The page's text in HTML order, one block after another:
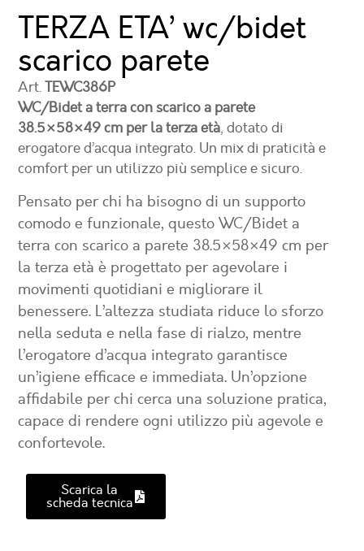
TERZA ETA’ wc/bidet
scarico parete
Art.TEWC386P
WC/Bidet a terra con scarico a parete
38.5×58×49 cm per la terza età, dotato di
erogatore d’acqua integrato. Un mix di praticità e
comfort per un utilizzo più semplice e sicuro.
Pensato per chi ha bisogno di un supporto
comodo e funzionale, questoWC/Bidet a
terra con scarico a parete 38.5×58×49 cm per
la terza età è progettato per agevolare i
movimenti quotidiani e migliorare il
benessere. L’altezza studiata riduce lo sforzo
nella seduta e nella fase di rialzo, mentre
l’erogatore d’acqua integrato garantisce
un’igiene efficace e immediata. Un’opzione
affidabile per chi cerca una soluzione pratica,
capace di rendere ogni utilizzo più agevole e
confortevole.
Scarica la
scheda tecnica